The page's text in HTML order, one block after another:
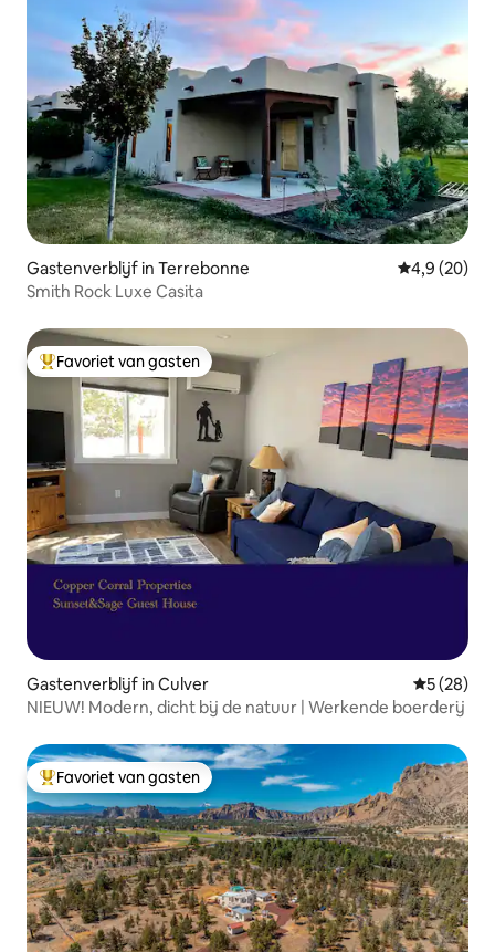
Gastenverblijf in Terrebonne Gemiddelde
4,9 (20)
Smith Rock Luxe Casita
Topfavoriet van gasten
Favoriet van gasten
Gastenverblijf in Culver
5 (28)
NIEUW! Modern, dicht bij de natuur | Werkende boerderij
Topfavoriet van gasten
Favoriet van gasten